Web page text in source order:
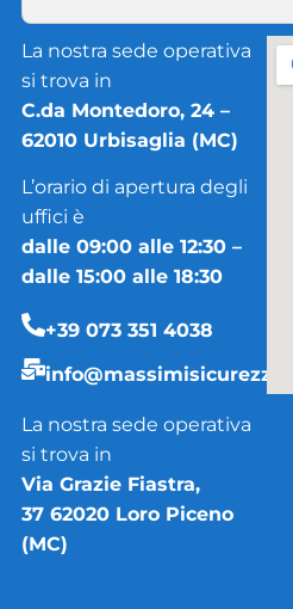
La nostra sede operativa
si trova in
C.da Montedoro, 24 –
62010 Urbisaglia (MC)
L’orario di apertura degli
uffici è
dalle 09:00 alle 12:30 –
dalle 15:00 alle 18:30
+39 073 351 4038
info@massimisicurezza.it
La nostra sede operativa
si trova in
Via Grazie Fiastra,
37 62020 Loro Piceno
(MC)